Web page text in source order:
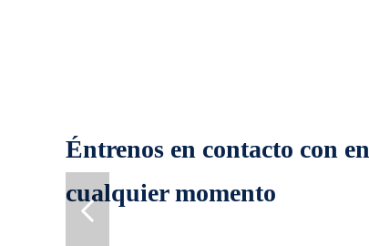
Éntrenos en contacto con en
cualquier momento